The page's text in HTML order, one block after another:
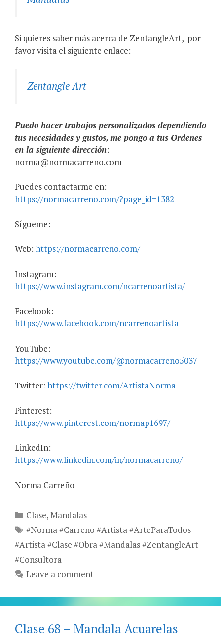
Si quieres saber más acerca de ZentangleArt, por
favor visita el siguiente enlace:
Zentangle Art
Puedo hacer trabajos personalizados dependiendo
tus necesidades y gustos, me pongo a tus Ordenes
en la siguiente dirección:
norma@normacarreno.com
Puedes contactarme en:
https://normacarreno.com/?page_id=1382
Sígueme:
Web: https://normacarreno.com/
Instagram:
https://www.instagram.com/ncarrenoartista/
Facebook:
https://www.facebook.com/ncarrenoartista
YouTube:
https://www.youtube.com/@normacarreno5037
Twitter: https://twitter.com/ArtistaNorma
Pinterest:
https://www.pinterest.com/normap1697/
LinkedIn:
https://www.linkedin.com/in/normacarreno/
Norma Carreño
Categories
Clase,Mandalas
Tags
#Norma #Carreno #Artista #ArteParaTodos
#Artista #Clase #Obra #Mandalas #ZentangleArt
#Consultora
Leave a comment
Clase 68 – Mandala Acuarelas